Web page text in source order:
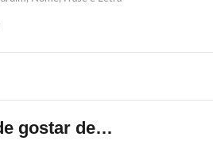
gostar de…